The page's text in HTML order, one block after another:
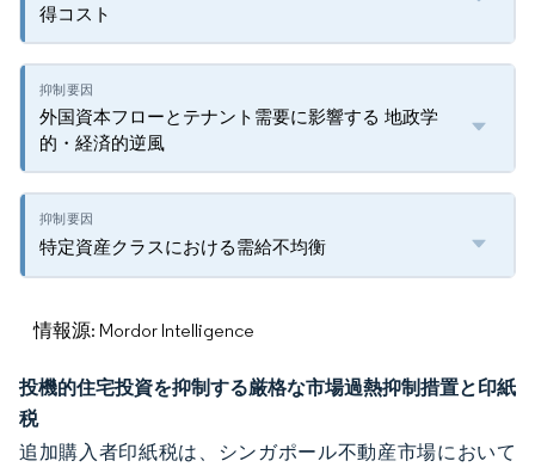
得コスト
外国資本フローとテナント需要に影響する 地政学
的・経済的逆風
特定資産クラスにおける需給不均衡
情報源: Mordor Intelligence
投機的住宅投資を抑制する厳格な市場過熱抑制措置と印紙
税
追加購入者印紙税は、シンガポール不動産市場において